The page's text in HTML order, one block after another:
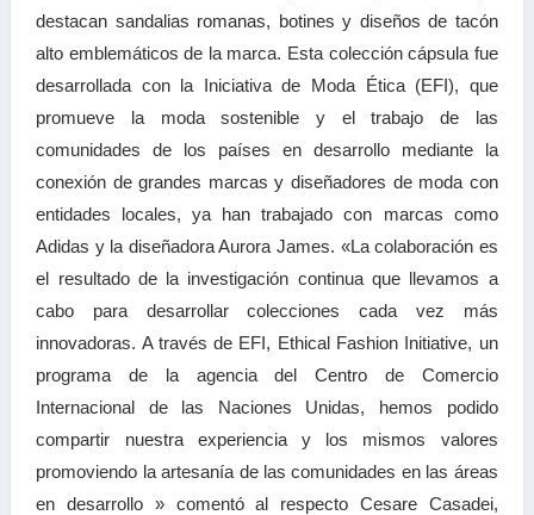
destacan sandalias romanas, botines y diseños de tacón
alto emblemáticos de la marca. Esta colección cápsula fue
desarrollada con la Iniciativa de Moda Ética (EFI), que
promueve la moda sostenible y el trabajo de las
comunidades de los países en desarrollo mediante la
conexión de grandes marcas y diseñadores de moda con
entidades locales, ya han trabajado con marcas como
Adidas y la diseñadora Aurora James. «La colaboración es
el resultado de la investigación continua que llevamos a
cabo para desarrollar colecciones cada vez más
innovadoras. A través de EFI, Ethical Fashion Initiative, un
programa de la agencia del Centro de Comercio
Internacional de las Naciones Unidas, hemos podido
compartir nuestra experiencia y los mismos valores
promoviendo la artesanía de las comunidades en las áreas
en desarrollo » comentó al respecto Cesare Casadei,